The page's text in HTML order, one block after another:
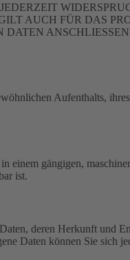
AUCH FÜR DAS
DATEN
Aufenthalts,
einem gängigen,
ist.
deren Herkunft und
Daten können Sie sich